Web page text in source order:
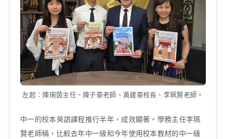
左起：陳琬茵主任、陳子豪老師、黃建豪校長、李珮賢老師。
中一的校本英語課程推行半年，成效顯著。學務主任李珮
賢老師稱，比較去年中一級和今年使用校本教材的中一級